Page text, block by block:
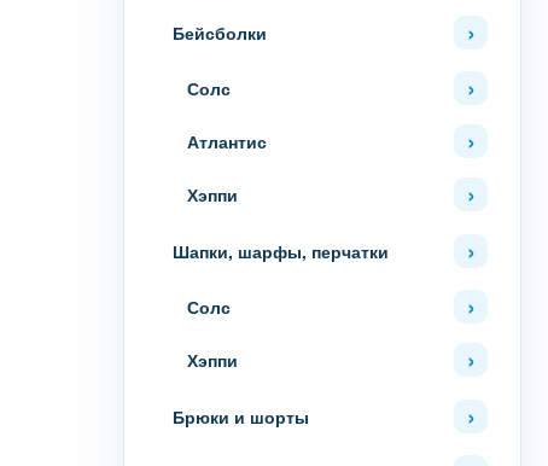
Бейсболки
Солс
Атлантис
Хэппи
Шапки, шарфы, перчатки
Солс
Хэппи
Брюки и шорты